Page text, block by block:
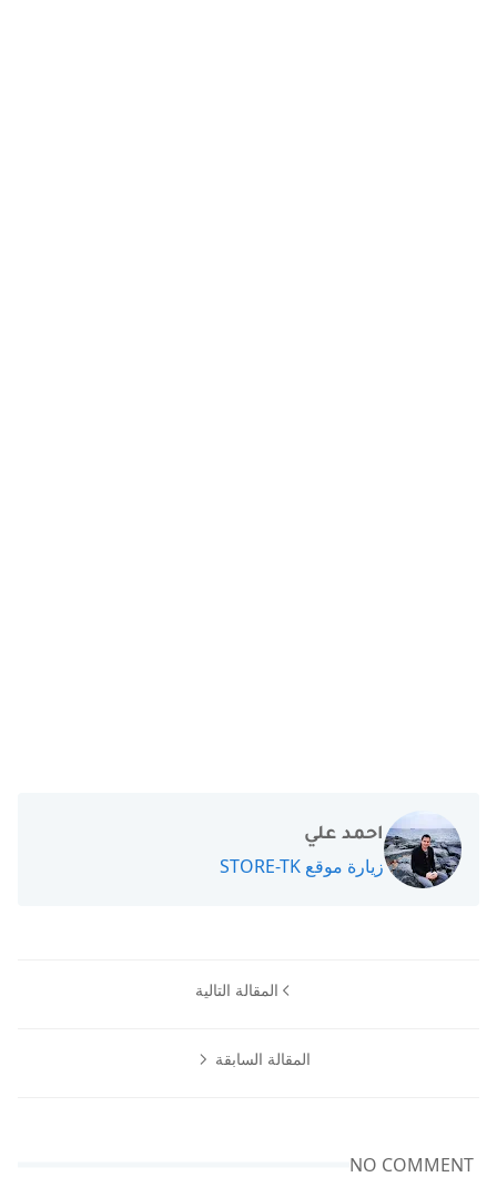
احمد علي
زيارة موقع STORE-TK
المقالة التالية
المقالة السابقة
NO COMMENT